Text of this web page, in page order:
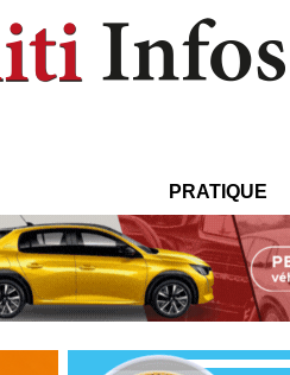
PRATIQUE